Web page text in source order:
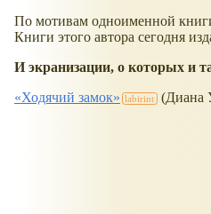
По мотивам одноименной
Книги этого автора сегодня
И экранизации, о которых и
Ходячий замок
(Диана